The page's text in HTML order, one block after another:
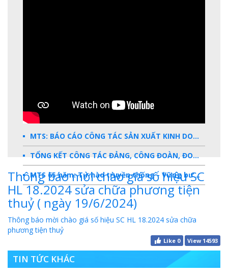
MTS: BÁO CÁO CÔNG TÁC SẢN XUẤT KINH DOANH 2025
TỔNG KẾT CÔNG TÁC ĐẢNG, CÔNG ĐOÀN, ĐOÀN THANH NIÊN 2025
MTS 65 năm: Tự hào truyền thống - Vững bước Tương lai
Dấu ấn MTS 2024
Báo cáo tổng kết hoạt động SXKD năm 2023
10 sự kiện tiêu biểu năm 2023
Thông báo mời chào giá số hiệu SC
HL 18.2024 sửa chữa phương tiện
thuỷ ( ngày 19/6/2024)
Thông báo mời chào giá số hiệu SC HL 18.2024 sửa chữa
phương tiện thuỷ
Like 0 View 14593
TIN TỨC KHÁC